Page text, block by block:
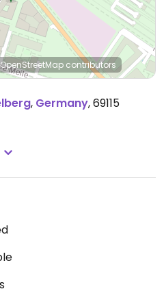
contributors
, Germany,69115